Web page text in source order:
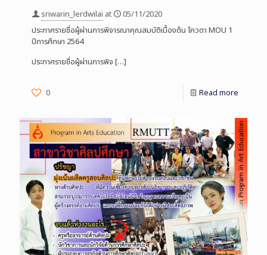
sriwarin_lerdwilai at
05/11/2020
ประกาศรายชื่อผู้ผ่านการพิจารณาคุณสมบัติเบื้องต้น โควตา MOU 1
ปีการศึกษา 2564
ประกาศรายชื่อผู้ผ่านการพิจ […]
0 Read more